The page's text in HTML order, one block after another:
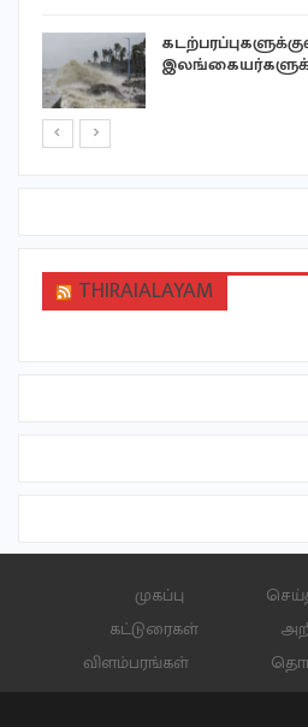
THIRAIALAYAM
முகப்பு
கட்டுரைகள்
விளம்பரங்கள்